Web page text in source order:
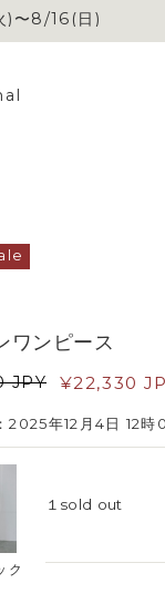
)〜8/16(日)
)〜8/16(日)
ワンピース
JPY ¥22,330
2025年12月4日 12時
ク
１ sold out